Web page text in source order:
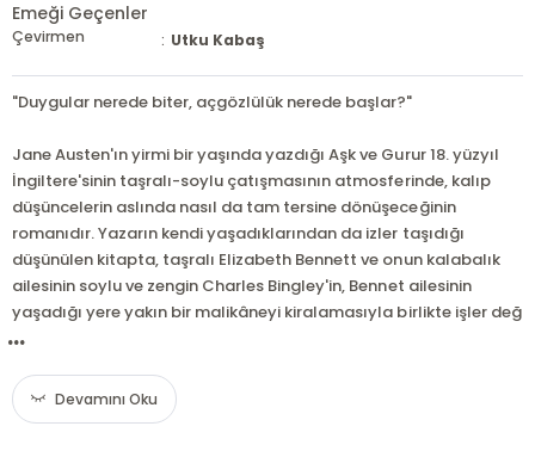
Emeği Geçenler
Çevirmen : Utku Kabaş
"Duygular nerede biter, açgözlülük nerede başlar?"
Jane Austen'ın yirmi bir yaşında yazdığı Aşk ve Gurur 18. yüzyıl
İngiltere'sinin taşralı-soylu çatışmasının atmosferinde, kalıp
düşüncelerin aslında nasıl da tam tersine dönüşeceğinin
romanıdır. Yazarın kendi yaşadıklarından da izler taşıdığı
düşünülen kitapta, taşralı Elizabeth Bennett ve onun kalabalık
ailesinin soylu ve zengin Charles Bingley'in, Bennet ailesinin
yaşadığı yere yakın bir malikâneyi kiralamasıyla birlikte işler değ
...
Devamını Oku